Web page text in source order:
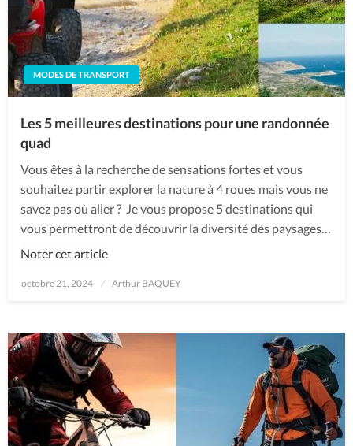
MODES DE TRANSPORT
Les 5 meilleures destinations pour une randonnée
quad
Vous êtes à la recherche de sensations fortes et vous
souhaitez partir explorer la nature à 4 roues mais vous ne
savez pas où aller ? Je vous propose 5 destinations qui
vous permettront de découvrir la diversité des paysages…
Noter cet article
Posted
octobre 21, 2024 Arthur BAQUEY